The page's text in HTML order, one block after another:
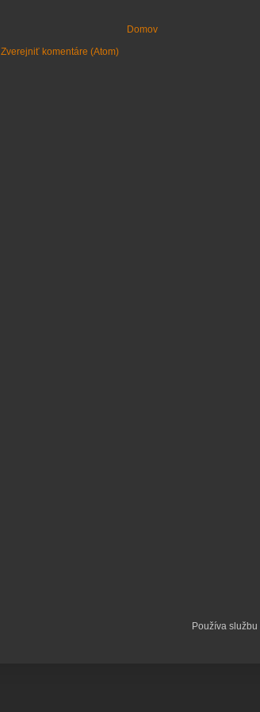
Domov
Zverejniť komentáre (Atom)
Používa službu